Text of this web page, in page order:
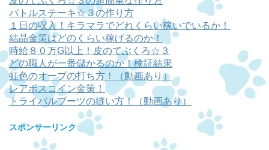
バトルステーキ☆３の作り方
１日の収入！キラマラでどれくらい稼いでいるか！
結晶金策はどのくらい稼げるのか！
時給８０万G以上！皮のてぶくろ☆３
どの職人が一番儲かるのか！検証結果
虹色のオーブの打ち方！（動画あり）
レアボスコイン金策！
トライバルブーツの縫い方！（動画あり）
スポンサーリンク